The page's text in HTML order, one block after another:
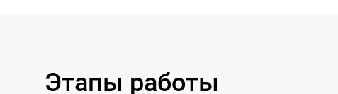
Этапы работы